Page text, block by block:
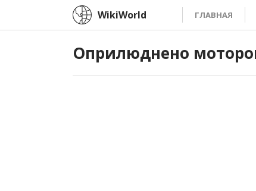
WikiWorld ГЛАВНАЯ
Оприлюднено